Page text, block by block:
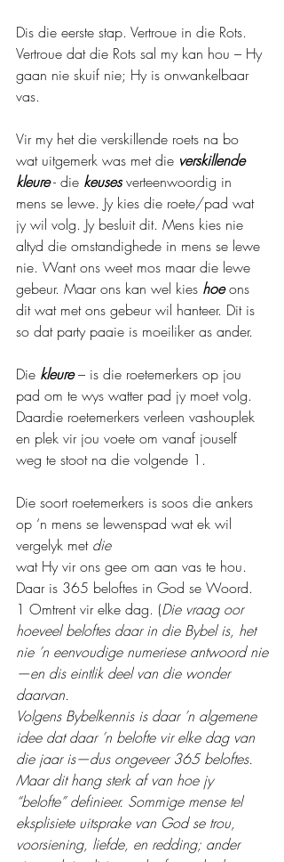
Dis die eerste stap. Vertroue in die Rots.
Vertroue dat die Rots sal my kan hou – Hy
gaan nie skuif nie; Hy is onwankelbaar
vas.
Vir my het die verskillende roets na bo
wat uitgemerk was met die verskillende
kleure - die keuses verteenwoordig in
mens se lewe. Jy kies die roete/pad wat
jy wil volg. Jy besluit dit. Mens kies nie
altyd die omstandighede in mens se lewe
nie. Want ons weet mos maar die lewe
gebeur. Maar ons kan wel kies hoe ons
dit wat met ons gebeur wil hanteer. Dit is
so dat party paaie is moeiliker as ander.
Die kleure – is die roetemerkers op jou
pad om te wys watter pad jy moet volg.
Daardie roetemerkers verleen vashouplek
en plek vir jou voete om vanaf jouself
weg te stoot na die volgende 1.
Die soort roetemerkers is soos die ankers
op ‘n mens se lewenspad wat ek wil
vergelyk met die
wat Hy vir ons gee om aan vas te hou.
Daar is 365 beloftes in God se Woord.
1 Omtrent vir elke dag. (Die vraag oor
hoeveel beloftes daar in die Bybel is, het
nie ’n eenvoudige numeriese antwoord nie
—en dis eintlik deel van die wonder
daarvan.
Volgens Bybelkennis is daar ’n algemene
idee dat daar ’n belofte vir elke dag van
die jaar is—dus ongeveer 365 beloftes.
Maar dit hang sterk af van hoe jy
“belofte” definieer. Sommige mense tel
eksplisiete uitsprake van God se trou,
voorsiening, liefde, en redding; ander